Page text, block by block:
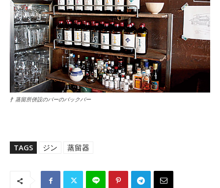
扌蒸留所併設のバーのバックバー
TAGS ジン 蒸留器